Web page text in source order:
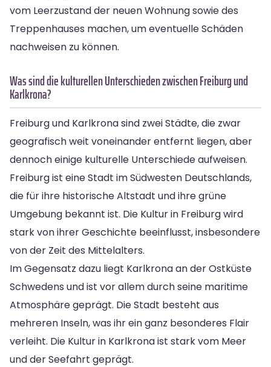
vom Leerzustand der neuen Wohnung sowie des
Treppenhauses machen, um eventuelle Schäden
nachweisen zu können.
Was sind die kulturellen Unterschieden zwischen Freiburg und
Karlkrona?
Freiburg und Karlkrona sind zwei Städte, die zwar
geografisch weit voneinander entfernt liegen, aber
dennoch einige kulturelle Unterschiede aufweisen.
Freiburg ist eine Stadt im Südwesten Deutschlands,
die für ihre historische Altstadt und ihre grüne
Umgebung bekannt ist. Die Kultur in Freiburg wird
stark von ihrer Geschichte beeinflusst, insbesondere
von der Zeit des Mittelalters.
Im Gegensatz dazu liegt Karlkrona an der Ostküste
Schwedens und ist vor allem durch seine maritime
Atmosphäre geprägt. Die Stadt besteht aus
mehreren Inseln, was ihr ein ganz besonderes Flair
verleiht. Die Kultur in Karlkrona ist stark vom Meer
und der Seefahrt geprägt.